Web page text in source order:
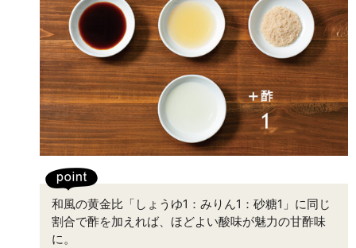
和風の黄金比「しょうゆ1：みりん1：砂糖1」に同じ
割合で酢を加えれば、ほどよい酸味が魅力の甘酢味
に。